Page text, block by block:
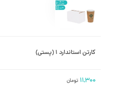
کارتن استاندارد ۱ (پستی)
۱۱,۳۰۰ تومان